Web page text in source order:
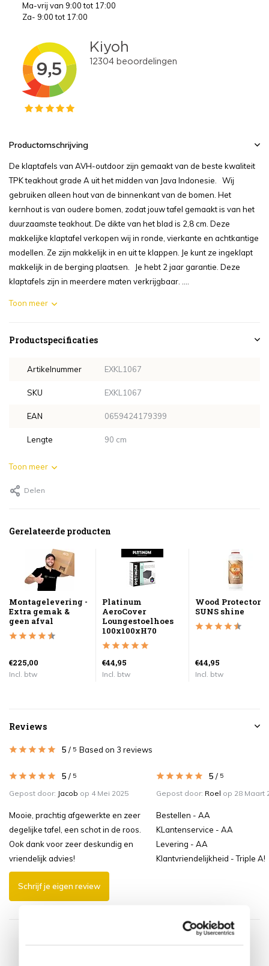
Ma-vrij van 9:00 tot 17:00
Za- 9:00 tot 17:00
Productomschrijving
De klaptafels van AVH-outdoor zijn gemaakt van de beste kwaliteit
TPK teakhout grade A uit het midden van Java Indonesie. Wij
gebruiken alleen hout van de binnenkant van de bomen. Het
kernhout is van oudere bomen, zodat jouw tafel gemaakt is van het
duurzaamste teakhout. De dikte van het blad is 2,8 cm. Deze
makkelijke klaptafel verkopen wij in ronde, vierkante en achtkantige
modellen. Ze zijn makkelijk in en uit te klappen. Je kunt ze ingeklapt
makkelijk in de berging plaatsen. Je hebt 2 jaar garantie. Deze
klaptafels zijn in meerdere maten verkrijgbaar. ....
Toon meer
Productspecificaties
Artikelnummer EXKL1067
SKU EXKL1067
EAN 0659424179399
Lengte 90 cm
Toon meer
Delen
Gerelateerde producten
Montagelevering -
Extra gemak &
geen afval
€225,00
Incl. btw
Platinum
AeroCover
Loungestoelhoes
100x100xH70
€44,95
Incl. btw
Wood Protector
SUNS shine
€44,95
Incl. btw
Reviews
5 / 5 Based on 3 reviews
5 / 5
Gepost door: Jacob op 4 Mei 2025
Mooie, prachtig afgewerkte en zeer
degelijke tafel, een schot in de roos.
Ook dank voor zeer deskundig en
vriendelijk advies!
5 / 5
Gepost door: Roel op 28 Maart
Bestellen - AA
KLantenservice - AA
Levering - AA
Klantvriendelijkheid - Triple A!
Schrijf je eigen review